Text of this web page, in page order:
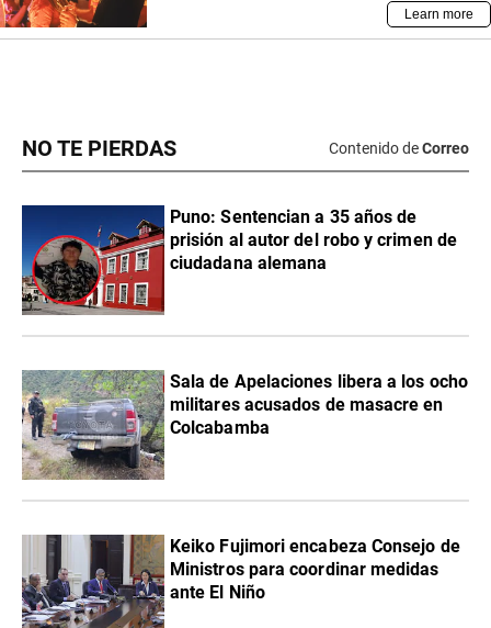
NO TE PIERDAS Contenido deCorreo
Puno: Sentencian a 35 años de
prisión al autor del robo y crimen de
ciudadana alemana
Sala de Apelaciones libera a los ocho
militares acusados de masacre en
Colcabamba
Keiko Fujimori encabeza Consejo de
Ministros para coordinar medidas
ante El Niño